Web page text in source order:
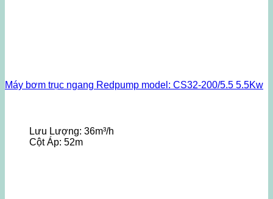
Máy bơm trục ngang Redpump model: CS32-200/5.5 5.5Kw
Lưu Lượng: 36m³/h
Cột Áp: 52m